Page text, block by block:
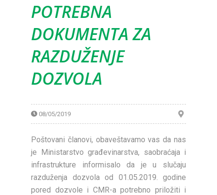
POTREBNA
DOKUMENTA ZA
RAZDUŽENJE
DOZVOLA
08/05/2019
Poštovani članovi, obaveštavamo vas da nas
je Ministarstvo građevinarstva, saobraćaja i
infrastrukture informisalo da je u slučaju
razduženja dozvola od 01.05.2019. godine
pored dozvole i CMR-a potrebno priložiti i